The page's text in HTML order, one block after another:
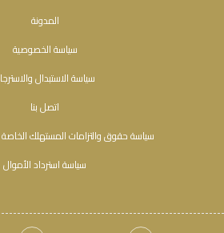
المدونة
سياسة الخصوصية
سياسة الاستبدال
اتصل بنا
سياسة حقوق والتزامات المستهلك
سياسة استرداد الأموال